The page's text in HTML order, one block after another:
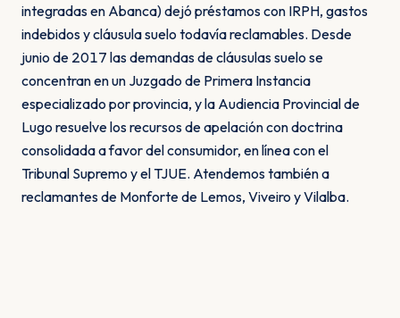
integradas en Abanca) dejó préstamos con IRPH, gastos
indebidos y cláusula suelo todavía reclamables. Desde
junio de 2017 las demandas de cláusulas suelo se
concentran en un Juzgado de Primera Instancia
especializado por provincia, y la Audiencia Provincial de
Lugo resuelve los recursos de apelación con doctrina
consolidada a favor del consumidor, en línea con el
Tribunal Supremo y el TJUE. Atendemos también a
reclamantes de Monforte de Lemos, Viveiro y Vilalba.